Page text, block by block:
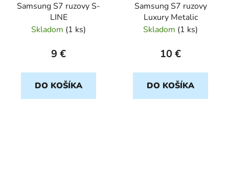
Samsung S7 ruzovy S-
LINE
Skladom (1 ks)
9 €
DO KOŠÍKA
Samsung S7 ruzovy
Luxury Metalic
Skladom (1 ks)
10 €
DO KOŠÍKA